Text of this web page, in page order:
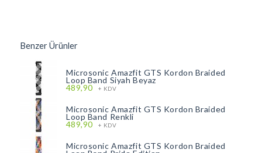
Benzer Ürünler
Microsonic Amazfit GTS Kordon Braided
Loop Band Siyah Beyaz
489,90 + KDV
Microsonic Amazfit GTS Kordon Braided
Loop Band Renkli
489,90 + KDV
Microsonic Amazfit GTS Kordon Braided